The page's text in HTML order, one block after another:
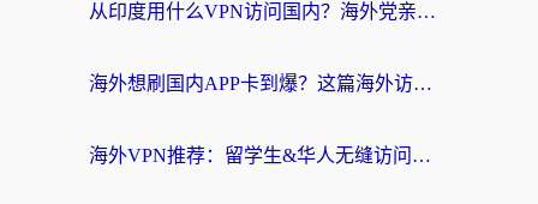
从印度用什么VPN访问国内？海外党亲测的无缝回国上网指南
海外想刷国内APP卡到爆？这篇海外访问国内服务器加速指南帮你解决所有问题
海外VPN推荐：留学生&华人无缝访问国内资源的避坑指南